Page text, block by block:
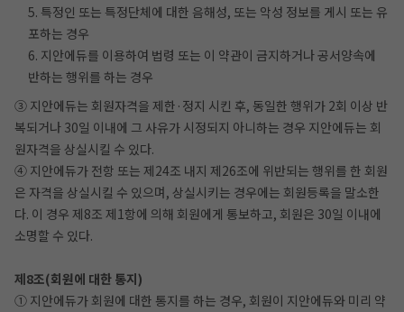
5. 특정인 또는 특정단체에 대한 음해성, 또는 악성 정보를 게시 또는 유
포하는 경우
6. 지안에듀를 이용하여 법령 또는 이 약관이 금지하거나 공서양속에
반하는 행위를 하는 경우
③ 지안에듀는 회원자격을 제한·정지 시킨 후, 동일한 행위가 2회 이상 반
복되거나 30일 이내에 그 사유가 시정되지 아니하는 경우 지안에듀는 회
원자격을 상실시킬 수 있다.
④ 지안에듀가 전항 또는 제24조 내지 제26조에 위반되는 행위를 한 회원
은 자격을 상실시킬 수 있으며, 상실시키는 경우에는 회원등록을 말소한
다. 이 경우 제8조 제1항에 의해 회원에게 통보하고, 회원은 30일 이내에
소명할 수 있다.
제8조(회원에 대한 통지)
① 지안에듀가 회원에 대한 통지를 하는 경우, 회원이 지안에듀와 미리 약